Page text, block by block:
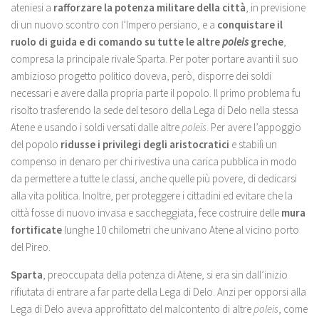
ateniesi a rafforzare la potenza militare della città, in previsione
di un nuovo scontro con l’Impero persiano, e a conquistare il
ruolo di guida e di comando su tutte le altrepoleisgreche,
compresa la principale rivale Sparta. Per poter portare avanti il suo
ambizioso progetto politico doveva, però, disporre dei soldi
necessari e avere dalla propria parte il popolo. Il primo problema fu
risolto trasferendo la sede del tesoro della Lega di Delo nella stessa
Atene e usando i soldi versati dalle altrepoleis. Per avere l’appoggio
del popolo ridusse i privilegi degli aristocratici e stabilì un
compenso in denaro per chi rivestiva una carica pubblica in modo
da permettere a tutte le classi, anche quelle più povere, di dedicarsi
alla vita politica. Inoltre, per proteggere i cittadini ed evitare che la
città fosse di nuovo invasa e saccheggiata, fece costruire delle mura
fortificate lunghe 10 chilometri che univano Atene al vicino porto
del Pireo.
Sparta, preoccupata della potenza di Atene, si era sin dall’inizio
rifiutata di entrare a far parte della Lega di Delo. Anzi per opporsi alla
Lega di Delo aveva approfittato del malcontento di altrepoleis, come